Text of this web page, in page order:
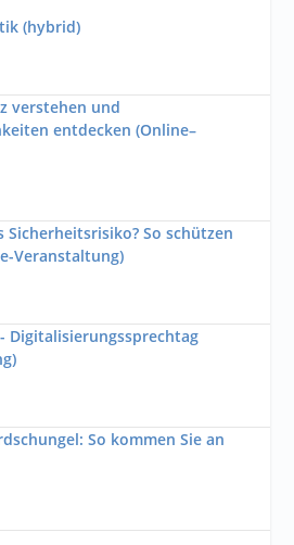
(hybrid)
verstehen und
entdecken (Online–
Sicherheitsrisiko? So schützen
Veranstaltung)
Digitalisierungssprechtag
So kommen Sie an